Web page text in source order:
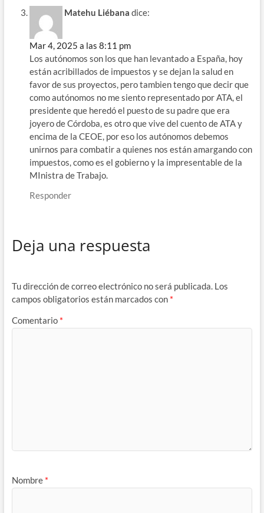
Matehu Liébana dice:
Mar 4, 2025 a las 8:11 pm
Los autónomos son los que han levantado a España, hoy
están acribillados de impuestos y se dejan la salud en
favor de sus proyectos, pero tambien tengo que decir que
como autónomos no me siento representado por ATA, el
presidente que heredó el puesto de su padre que era
joyero de Córdoba, es otro que vive del cuento de ATA y
encima de la CEOE, por eso los autónomos debemos
unirnos para combatir a quienes nos están amargando con
impuestos, como es el gobierno y la impresentable de la
MInistra de Trabajo.
Responder
Deja una respuesta
Tu dirección de correo electrónico no será publicada. Los
campos obligatorios están marcados con *
Comentario *
Nombre *